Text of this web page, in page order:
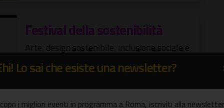
Festival della sostenibilità
Arte, design sostenibile, inclusione sociale e
Lo sai che esiste una newsletter?
i migliori eventi in programma a Roma, iscriviti alla